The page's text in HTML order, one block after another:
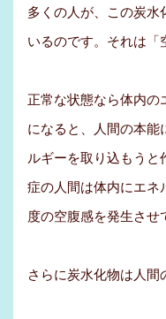
多くの人が、この炭水
いるのです。それは「
正常な状態なら体内の
になると、人間の本能
ルギーを取り込もう
症の人間は体内にエネ
度の空腹感を発生させ
さらに炭水化物は人間